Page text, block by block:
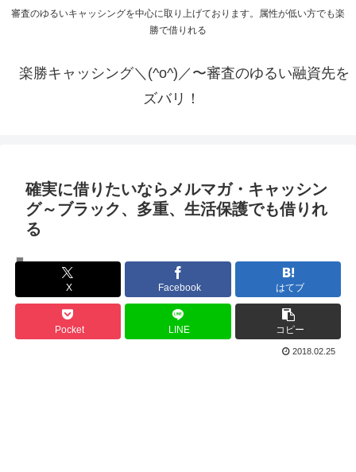
審査のゆるいキャッシングを中心に取り上げております。属性が低い方でも楽
勝で借りれる
楽勝キャッシング＼(^o^)／〜審査のゆるい融資先を
ズバリ！
確実に借りたいならメルマガ・キャッシン
グ～ブラック、多重、生活保護でも借りれ
る
楽勝キャッシング一覧
X Facebook はてブ
Pocket LINE コピー
2018.02.25